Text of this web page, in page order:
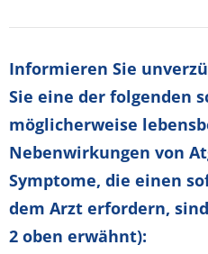
Informieren Sie
Sie eine der folgenden
möglicherweise
Nebenwirkungen von
Symptome, die einen
dem Arzt erfordern,
2 oben erwähnt):